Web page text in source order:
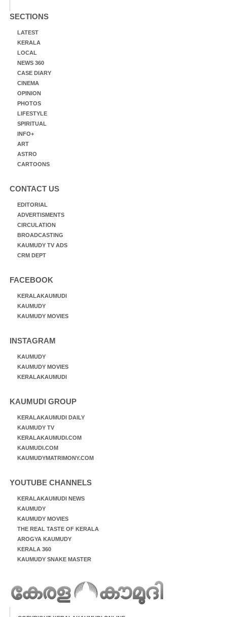
SECTIONS
LATEST
KERALA
LOCAL
NEWS 360
CASE DIARY
CINEMA
OPINION
PHOTOS
LIFESTYLE
SPIRITUAL
INFO+
ART
ASTRO
CARTOONS
CONTACT US
EDITORIAL
ADVERTISMENTS
CIRCULATION
BROADCASTING
KAUMUDY TV ADS
CRM DEPT
FACEBOOK
KERALAKAUMUDI
KAUMUDY
KAUMUDY MOVIES
INSTAGRAM
KAUMUDY
KAUMUDY MOVIES
KERALAKAUMUDI
KAUMUDI GROUP
KERALAKAUMUDI DAILY
KAUMUDY TV
KERALAKAUMUDI.COM
KAUMUDI.COM
KAUMUDYMATRIMONY.COM
YOUTUBE CHANNELS
KERALAKAUMUDI NEWS
KAUMUDY
KAUMUDY MOVIES
THE REAL TASTE OF KERALA
AROGYA KAUMUDY
KERALA 360
KAUMUDY SNAKE MASTER